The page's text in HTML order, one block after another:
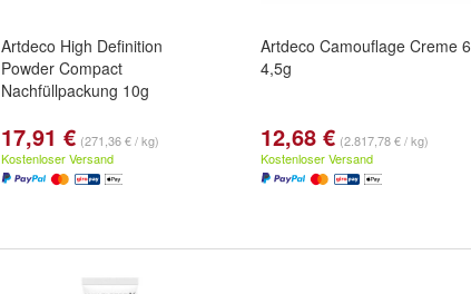
Artdeco High Definition
Powder Compact
Nachfüllpackung 10g
17,91 € (271,36 € / kg)
Kostenloser Versand
Artdeco Camouflage Creme 6
4,5g
12,68 € (2.817,78 € / kg)
Kostenloser Versand